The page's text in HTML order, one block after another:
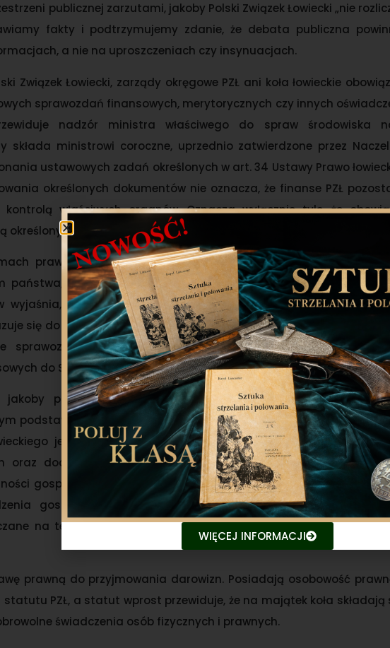
publicznej zarzutami, jakoby Polski Związek Łowiecki „nie
fakty i podtrzymujemy zdanie, że debata publiczna
a nie na uproszczeniach czy insynuacjach.
Związek Łowiecki, zarządy okręgowe PZŁ ani koła łowieckie
sprawozdań finansowych, merytorycznych czy innych
nadzór ministra właściwego do spraw środowiska
składa ministrowi coroczne, uprzednio zatwierdzone przez
ustawowych zadań określonych w art. 34 Ustawy Prawo
określonych dokumentów nie oznacza, że finanse PZŁ
właściwych organów. Oznacza wyłącznie tyle, że
przez ustawę tryb, formę i adresatów.
prawnych, rachunkowych i podatkowych, a dane finansowe
państwa, w tym administracji skarbowej, zgodnie z
wyjaśnia, że sprawozdania finansowe podmiotów niewpisanych
się do Szefa KAS, a same dokumenty objęte są tajemnicą
sprawozdawczości kół łowieckich wskazują obowiązek
do Szefa KAS.
przyjmowanie darowizn przez podmioty Polskiego
podstawy prawnej. Art. 35 ustawy Prawo łowieckie wprost stanowi,
jest finansowana z funduszy własnych, wpisowego,
oraz dochodów z działalności gospodarczej. Ustawa wskazuje
gospodarczej PZŁ oraz kół łowieckich służy wyłącznie realizacji
gospodarki łowieckiej. Środki finansowe kół łowieckich są
na tenutę dzierżawną za obwody łowieckie oraz na wypłaty
prawną do przyjmowania darowizn. Posiadają osobowość
PZŁ, a statut wprost przewiduje, że na majątek koła składają
świadczenia osób fizycznych i prawnych.
WIĘCEJ INFORMACJI